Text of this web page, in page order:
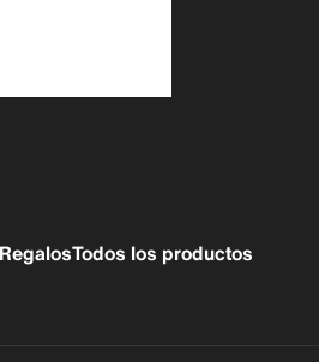
RegalosTodos los productos